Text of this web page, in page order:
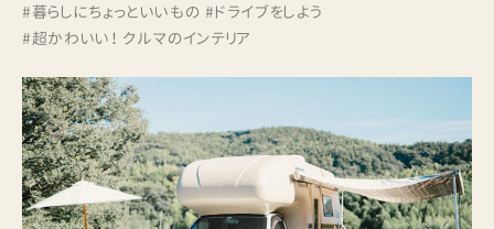
#暮らしにちょっといいもの #ドライブをしよう
#超かわいい！ クルマのインテリア